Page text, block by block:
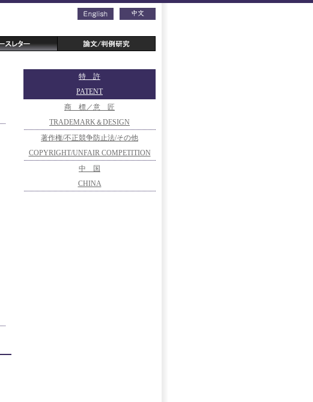
特 許
PATENT
商 標／意 匠
TRADEMARK＆DESIGN
著作権/不正競争防止法/その他
COPYRIGHT/UNFAIR COMPETITION
PREVENTION/OTHERS
OTHERS
中 国
CHINA